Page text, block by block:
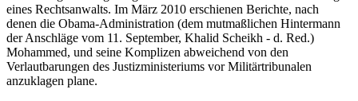
eines Rechtsanwalts. Im März 2010 erschienen Berichte, nach
denen die Obama-Administration (dem mutmaßlichen Hintermann
der Anschläge vom 11. September, Khalid Scheikh - d. Red.)
Mohammed, und seine Komplizen abweichend von den
Verlautbarungen des Justizministeriums vor Militärtribunalen
anzuklagen plane.